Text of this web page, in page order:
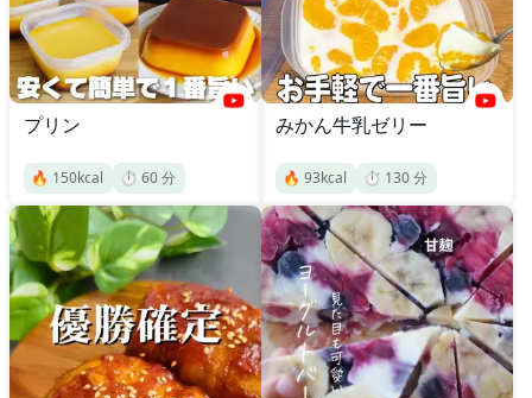
プリン
🔥 150kcal ⏱️ 60分
みかん牛乳ゼリー
🔥 93kcal ⏱️ 130分